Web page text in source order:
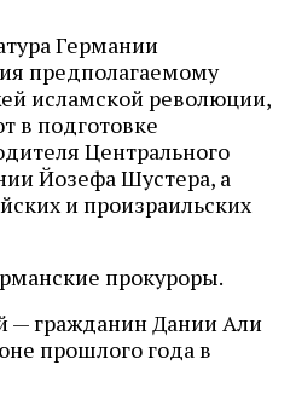
Германии
предполагаемому
исламской революции,
в подготовке
Центрального
Йозефа Шустера, а
и произраильских
прокуроры.
— гражданин Дании Али
прошлого года в